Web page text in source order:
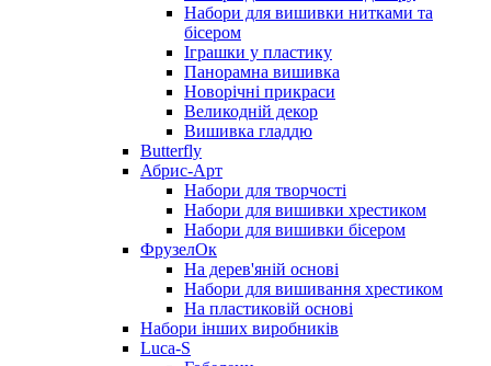
Набори для вишивки нитками та
бісером
Іграшки у пластику
Панорамна вишивка
Новорічні прикраси
Великодній декор
Вишивка гладдю
Butterfly
Абрис-Арт
Набори для творчості
Набори для вишивки хрестиком
Набори для вишивки бісером
ФрузелОк
На дерев'яній основі
Набори для вишивання хрестиком
На пластиковій основі
Набори інших виробників
Luca-S